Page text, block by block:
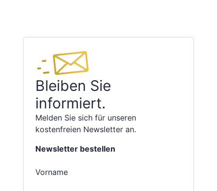
Bleiben Sie
informiert.
Melden Sie sich für unseren
kostenfreien Newsletter an.